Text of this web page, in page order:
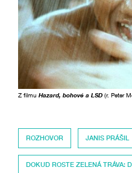
Z filmu Hazard, bohové a LSD (r. Peter
ROZHOVOR JANIS PRÁŠIL
DOKUD ROSTE ZELENÁ TRÁVA: